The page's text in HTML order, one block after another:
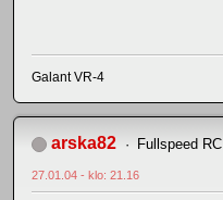
Galant VR-4
arska82 Fullspeed RC
27.01.04 - klo: 21.16